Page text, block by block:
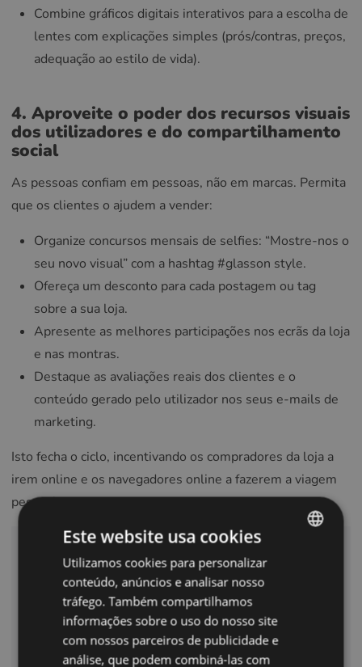
Combine gráficos digitais interativos para a escolha de
lentes com explicações simples (prós/contras, preços,
adequação ao estilo de vida).
4. Aproveite o poder dos recursos visuais
dos utilizadores e do compartilhamento
social
As pessoas confiam em pessoas, não em marcas. Permita
que os clientes o ajudem a vender:
Organize concursos mensais de selfies: “Mostre-nos o
seu novo visual” com a hashtag #glasson style.
Ofereça um desconto para cada postagem ou tag
sobre a sua loja.
Apresente as melhores participações nos ecrãs da loja
e nas montras.
Destaque as avaliações reais dos clientes e o
conteúdo gerado pelo utilizador nos seus e-mails de
marketing.
Isto fecha o ciclo, incentivando os compradores da loja a
irem online e os navegadores online a fazerem a viagem
pessoalmente.
Quer ver todo o potencial do
Glasson?
Agende uma apresentação
ENGLISH
POLISH
CZECH
GERMAN
Este website usa cookies
Utilizamos cookies para personalizar
conteúdo, anúncios e analisar nosso
tráfego. Também compartilhamos
informações sobre o uso do nosso site
com nossos parceiros de publicidade e
análise, que podem combiná-las com